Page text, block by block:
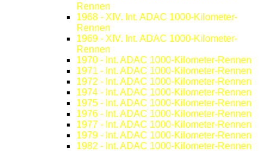
Rennen
1968 - XIV. Int. ADAC 1000-Kilometer-
Rennen
1969 - XIV. Int. ADAC 1000-Kilometer-
Rennen
1970 - Int. ADAC 1000-Kilometer-Rennen
1971 - Int. ADAC 1000-Kilometer-Rennen
1972 - Int. ADAC 1000-Kilometer-Rennen
1974 - Int. ADAC 1000-Kilometer-Rennen
1975 - Int. ADAC 1000-Kilometer-Rennen
1976 - Int. ADAC 1000-Kilometer-Rennen
1977 - Int. ADAC 1000-Kilometer-Rennen
1979 - Int. ADAC 1000-Kilometer-Rennen
1982 - Int. ADAC 1000-Kilometer-Rennen